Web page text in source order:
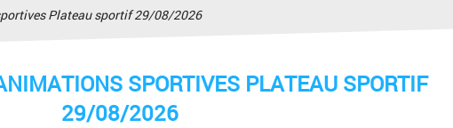
Plateau sportif 29/08/2026
SPORTIVES PLATEAU SPORTIF
29/08/2026